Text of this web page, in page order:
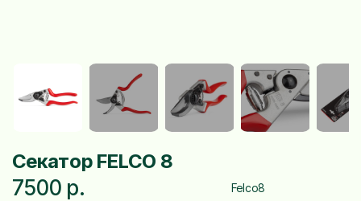
Секатор FELCO 8
7500 р. Felco8